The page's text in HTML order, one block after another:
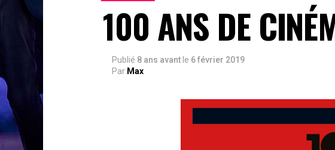
100 ANS DE
Publié 8 ans avant le 6 février 2019
Par Max